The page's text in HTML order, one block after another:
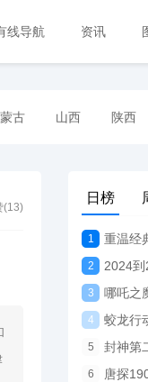
线导航 资讯
古 山西 陕西
(13)
日榜
1 重温经
2 2024到
3 哪吒之
4 蛟龙行
5 封神第
6 唐探